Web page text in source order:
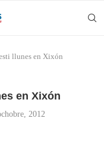
llunes en Xixón
en Xixón
2012